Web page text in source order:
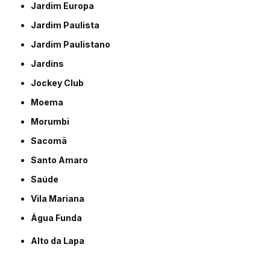
Jardim Europa
Jardim Paulista
Jardim Paulistano
Jardins
Jockey Club
Moema
Morumbi
Sacomã
Santo Amaro
Saúde
Vila Mariana
Água Funda
Alto da Lapa